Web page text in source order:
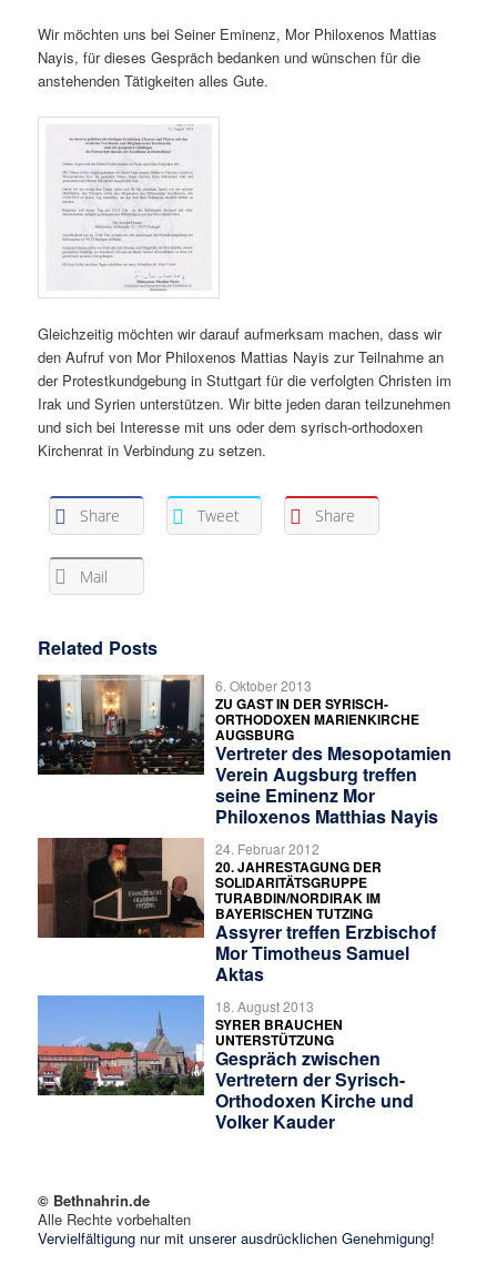
Wir möchten uns bei Seiner Eminenz, Mor Philoxenos Mattias
Nayis, für dieses Gespräch bedanken und wünschen für die
anstehenden Tätigkeiten alles Gute.
Gleichzeitig möchten wir darauf aufmerksam machen, dass wir
den Aufruf von Mor Philoxenos Mattias Nayis zur Teilnahme an
der Protestkundgebung in Stuttgart für die verfolgten Christen im
Irak und Syrien unterstützen. Wir bitte jeden daran teilzunehmen
und sich bei Interesse mit uns oder dem syrisch-orthodoxen
Kirchenrat in Verbindung zu setzen.
Share Tweet Share
Mail
Related Posts
6. Oktober 2013
ZU GAST IN DER SYRISCH-
ORTHODOXEN MARIENKIRCHE
AUGSBURG
Vertreter des Mesopotamien
Verein Augsburg treffen
seine Eminenz Mor
Philoxenos Matthias Nayis
24. Februar 2012
20. JAHRESTAGUNG DER
SOLIDARITÄTSGRUPPE
TURABDIN/NORDIRAK IM
BAYERISCHEN TUTZING
Assyrer treffen Erzbischof
Mor Timotheus Samuel
Aktas
18. August 2013
SYRER BRAUCHEN
UNTERSTÜTZUNG
Gespräch zwischen
Vertretern der Syrisch-
Orthodoxen Kirche und
Volker Kauder
© Bethnahrin.de
Alle Rechte vorbehalten
Vervielfältigung nur mit unserer ausdrücklichen Genehmigung!